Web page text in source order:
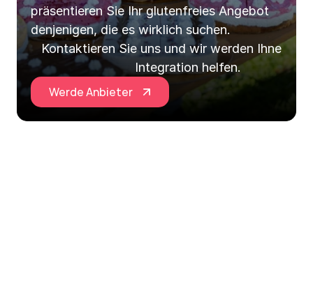
präsentieren Sie Ihr glutenfreies Angebot
denjenigen, die es wirklich suchen.
Kontaktieren Sie uns und wir werden Ihnen bei
Integration helfen.
Werde Anbieter